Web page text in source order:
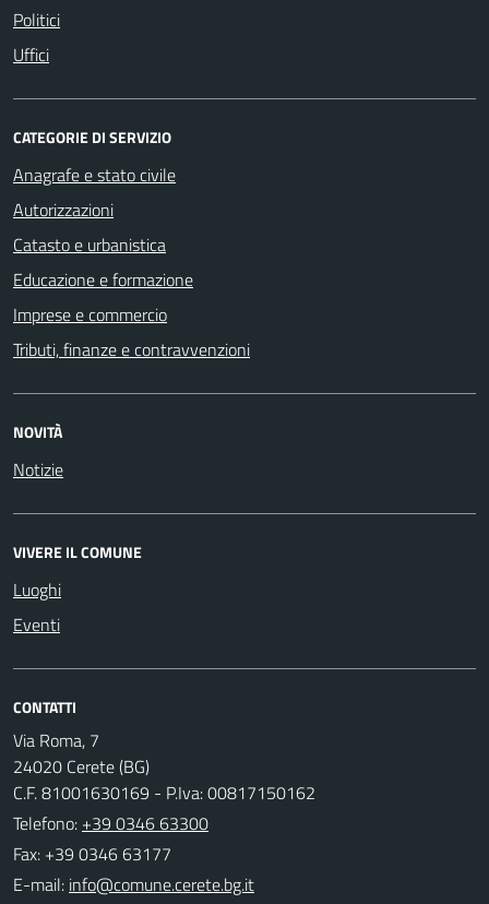
Politici
Uffici
CATEGORIE DI SERVIZIO
Anagrafe e stato civile
Autorizzazioni
Catasto e urbanistica
Educazione e formazione
Imprese e commercio
Tributi, finanze e contravvenzioni
NOVITÀ
Notizie
VIVERE IL COMUNE
Luoghi
Eventi
CONTATTI
Via Roma, 7
24020 Cerete (BG)
C.F. 81001630169 - P.Iva: 00817150162
Telefono: +39 0346 63300
Fax: +39 0346 63177
E-mail: